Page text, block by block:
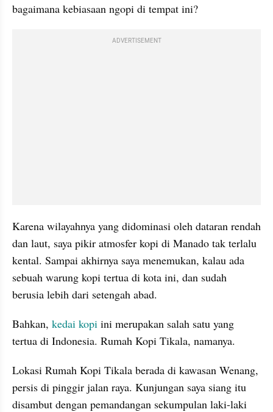
bagaimana kebiasaan ngopi di tempat ini?
ADVERTISEMENT
Karena wilayahnya yang didominasi oleh dataran rendah
dan laut, saya pikir atmosfer kopi di Manado tak terlalu
kental. Sampai akhirnya saya menemukan, kalau ada
sebuah warung kopi tertua di kota ini, dan sudah
berusia lebih dari setengah abad.
Bahkan, kedai kopi ini merupakan salah satu yang
tertua di Indonesia. Rumah Kopi Tikala, namanya.
Lokasi Rumah Kopi Tikala berada di kawasan Wenang,
persis di pinggir jalan raya. Kunjungan saya siang itu
disambut dengan pemandangan sekumpulan laki-laki